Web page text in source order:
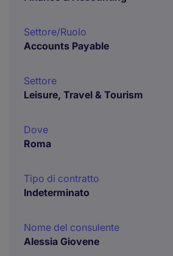
Settore/Ruolo
Accounts Payable
Settore
Leisure, Travel & Tourism
Dove
Roma
Tipo di contratto
Indeterminato
Nome del consulente
Alessia Giovene